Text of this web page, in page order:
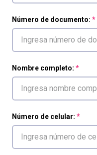
Número de documento:
Nombre completo:
Número de celular: